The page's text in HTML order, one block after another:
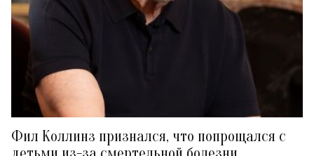
Фил Коллинз признался, что попрощался с